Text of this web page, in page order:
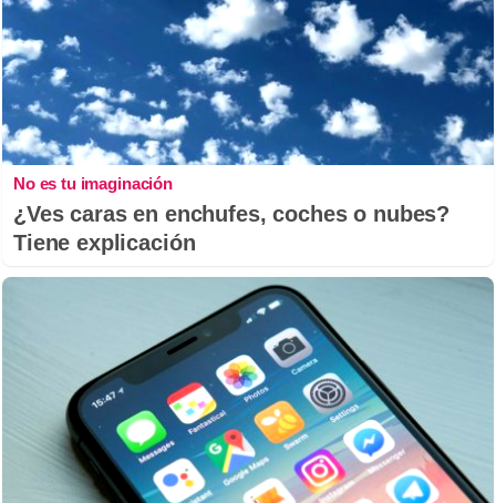
No es tu imaginación
¿Ves caras en enchufes, coches o nubes?
Tiene explicación